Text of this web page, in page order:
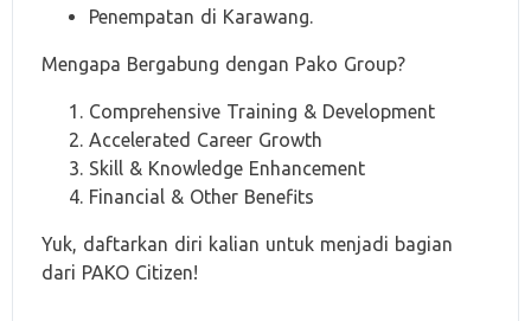
Penempatan di Karawang.
Mengapa Bergabung dengan Pako Group?
Comprehensive Training & Development
Accelerated Career Growth
Skill & Knowledge Enhancement
Financial & Other Benefits
Yuk, daftarkan diri kalian untuk menjadi bagian
dari PAKO Citizen!